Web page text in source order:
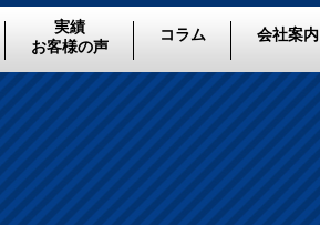
実績
お客様の声
コラム 会社案内